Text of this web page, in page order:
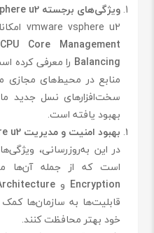
ویژگی‌های برجسته vmware vsphere u2
vmware vsphere u2 امکانات جدیدی از جمله
CPU Core Management
Balancing را معرفی کرده
منابع در محیط‌های مجازی
بهبود یافته است.
بهبود امنیت و مدیریت vmware vsphere u2
در این به‌روزرسانی،
است که از جمله آن‌ها
Encryption و
قابلیت‌ها به سازمان‌ها
خود بهتر محافظت کنند.